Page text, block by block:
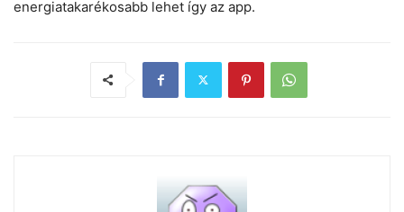
energiatakarékosabb lehet így az app.